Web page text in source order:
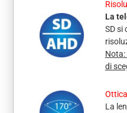
La
SD si
Nota:
di
La